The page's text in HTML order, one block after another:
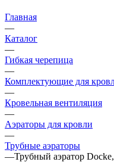
Главная
—
Каталог
—
Гибкая черепица
—
Комплектующие для
—
Кровельная вентиляция
—
Аэраторы для кровли
—
Трубные аэраторы
—Трубный аэратор